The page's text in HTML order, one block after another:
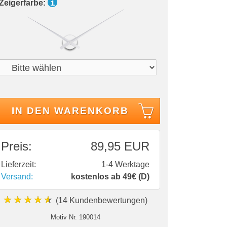
i
IN DEN WARENKORB
Preis: 89,95 EUR
Lieferzeit:
1-4 Werktage
Versand:
kostenlos ab 49€ (D)
★★★★★ (14 Kundenbewertungen)
Motiv Nr. 190014